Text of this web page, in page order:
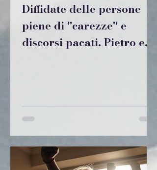
Diffidate delle persone
piene di "carezze" e
discorsi pacati. Pietro e